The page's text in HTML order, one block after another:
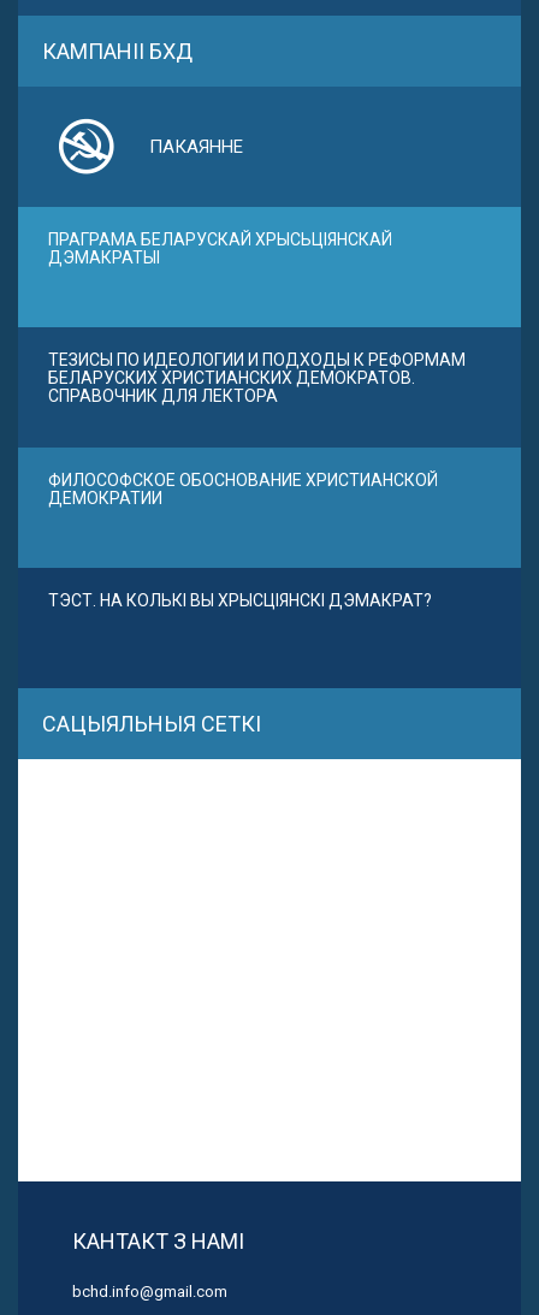
КАМПАНІІ БХД
ПАКАЯННЕ
ПРАГРАМА БЕЛАРУСКАЙ ХРЫСЬЦІЯНСКАЙ
ДЭМАКРАТЫІ
ТЕЗИСЫ ПО ИДЕОЛОГИИ И ПОДХОДЫ К РЕФОРМАМ
БЕЛАРУСКИХ ХРИСТИАНСКИХ ДЕМОКРАТОВ.
СПРАВОЧНИК ДЛЯ ЛЕКТОРА
ФИЛОСОФСКОЕ ОБОСНОВАНИЕ ХРИСТИАНСКОЙ
ДЕМОКРАТИИ
ТЭСТ. НА КОЛЬКІ ВЫ ХРЫСЦІЯНСКІ ДЭМАКРАТ?
САЦЫЯЛЬНЫЯ СЕТКІ
КАНТАКТ З НАМІ
bchd.info@gmail.com